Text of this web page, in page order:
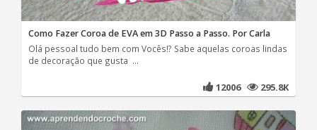
Como Fazer Coroa de EVA em 3D Passo a Passo. Por Carla
Olá pessoal tudo bem com Vocês!? Sabe aquelas coroas lindas
de decoração que gusta ...
12006 295.8K